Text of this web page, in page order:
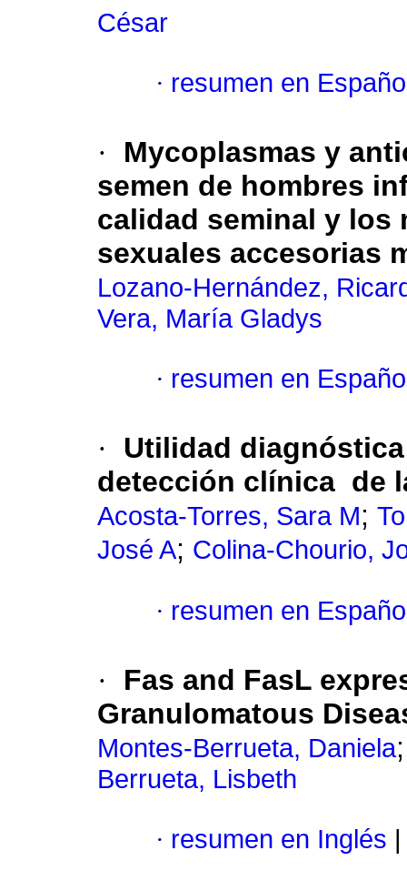
César
· resumen en
·
Mycoplasmas y
semen de hombres
calidad seminal y los
sexuales accesorias
Lozano-Hernández,
Vera, María Gladys
· resumen en
·
Utilidad
detección clínica de
Acosta-Torres, Sara M;
José A; Colina-Chourio,
· resumen en
·
Fas and FasL
Granulomatous
Montes-Berrueta, Daniela
Berrueta, Lisbeth
· resumen en Inglés